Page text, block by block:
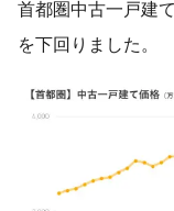
首都圏中古一戸建
を下回りました。